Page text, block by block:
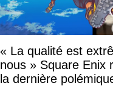
« La qualité est
nous » Square Enix
la dernière